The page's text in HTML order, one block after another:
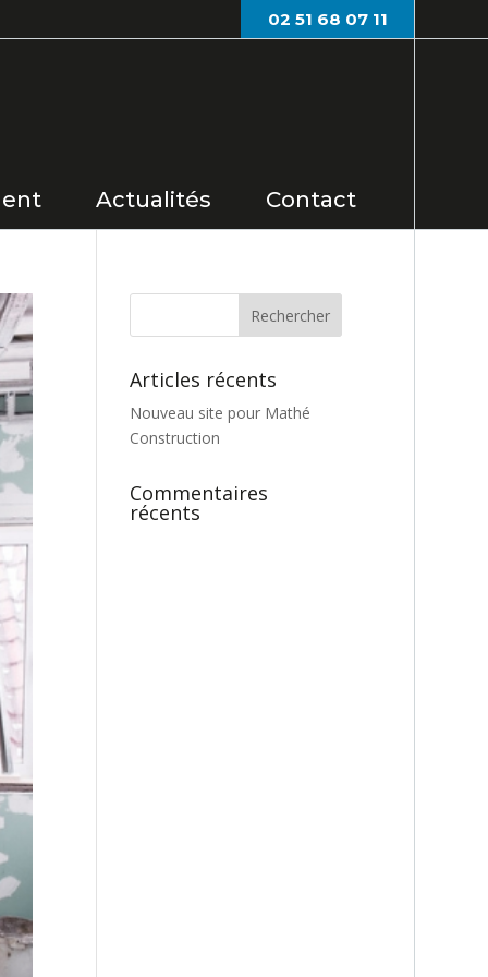
02 51 68 07 11
Actualités Contact
Articles récents
Nouveau site pour Mathé
Construction
Commentaires
récents